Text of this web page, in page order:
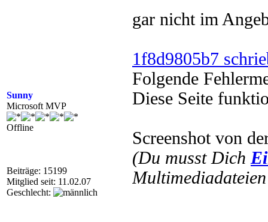
Sunny
Microsoft MVP
Offline
Beiträge: 15199
Mitglied seit: 11.02.07
Geschlecht:
gar nicht im
1f8d9805b7
Folgende
Diese Seite
Screenshot von
(Du musst Dich